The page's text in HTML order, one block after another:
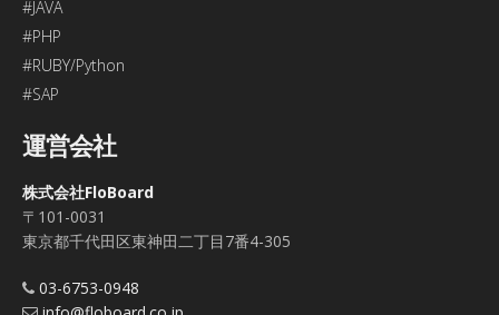
#JAVA
#PHP
#RUBY/Python
#SAP
運営会社
株式会社FloBoard
〒101-0031
東京都千代田区東神田二丁目7番4-305
03-6753-0948